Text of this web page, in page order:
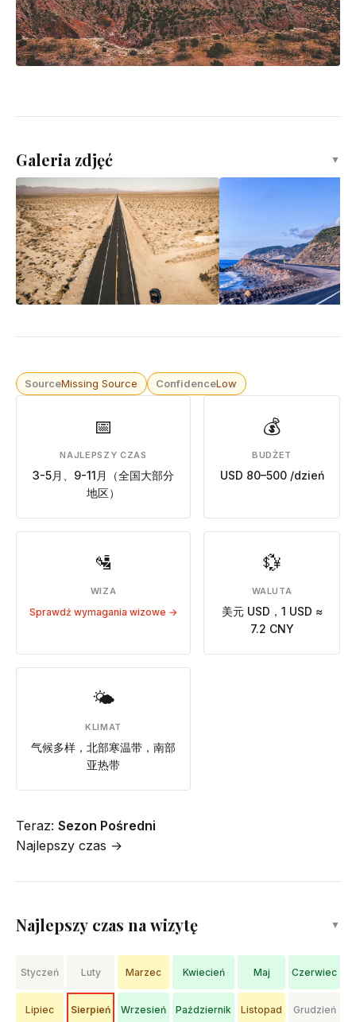
Galeria zdjęć ▼
SourceMissing Source ConfidenceLow
📅
NAJLEPSZY CZAS
3-5月、9-11月（全国大部分
地区）
💰
BUDŻET
USD 80–500 /dzień
🛂
WIZA
Sprawdź wymagania wizowe →
💱
WALUTA
美元 USD，1 USD ≈
7.2 CNY
🌤
KLIMAT
气候多样，北部寒温带，南部
亚热带
Teraz: Sezon Pośredni
Najlepszy czas →
Najlepszy czas na wizytę ▼
Styczeń Luty Marzec Kwiecień Maj Czerwiec
Lipiec Sierpień Wrzesień Październik Listopad Grudzień